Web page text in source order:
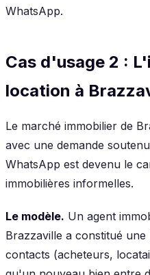
WhatsApp.
Cas d'usage 2 :
location à
Le marché immobilier de
avec une demande
WhatsApp est devenu le
immobilières informelles.
Le modèle. Un agent
Brazzaville a constitué
contacts (acheteurs,